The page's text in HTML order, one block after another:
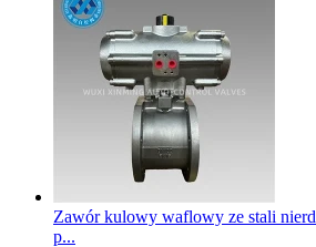
Zawór kulowy waflowy ze stali
p...